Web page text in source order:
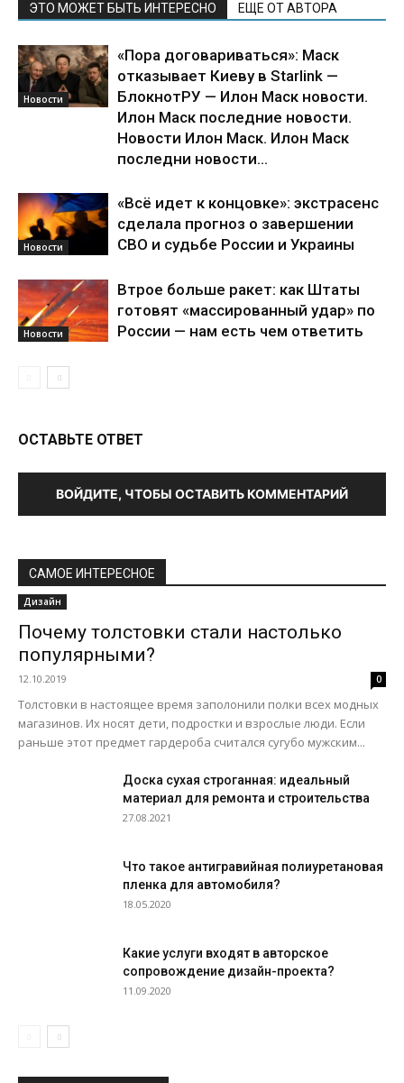
ЭТО МОЖЕТ БЫТЬ ИНТЕРЕСНО ЕЩЕ ОТ АВТОРА
Новости
«Пора договариваться»: Маск
отказывает Киеву в Starlink —
БлокнотРУ — Илон Маск новости.
Илон Маск последние новости.
Новости Илон Маск. Илон Маск
последни новости...
Новости
«Всё идет к концовке»: экстрасенс
сделала прогноз о завершении
СВО и судьбе России и Украины
Новости
Втрое больше ракет: как Штаты
готовят «массированный удар» по
России — нам есть чем ответить
ОСТАВЬТЕ ОТВЕТ
ВОЙДИТЕ, ЧТОБЫ ОСТАВИТЬ КОММЕНТАРИЙ
САМОЕ ИНТЕРЕСНОЕ
Дизайн
Почему толстовки стали настолько
популярными?
12.10.2019 0
Толстовки в настоящее время заполонили полки всех модных
магазинов. Их носят дети, подростки и взрослые люди. Если
раньше этот предмет гардероба считался сугубо мужским...
Доска сухая строганная: идеальный
материал для ремонта и строительства
27.08.2021
Что такое антигравийная полиуретановая
пленка для автомобиля?
18.05.2020
Какие услуги входят в авторское
сопровождение дизайн-проекта?
11.09.2020